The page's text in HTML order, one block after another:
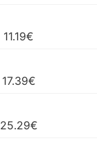
11.19€
17.39€
25.29€